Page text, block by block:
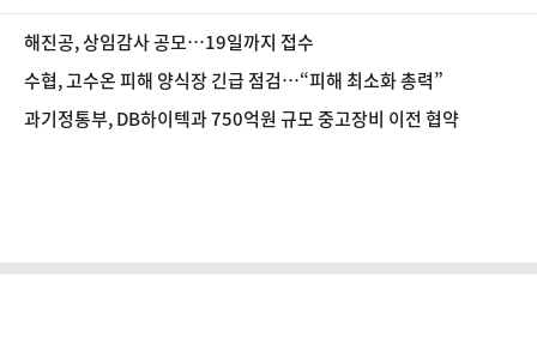
해진공, 상임감사 공모…19일까지 접수
수협, 고수온 피해 양식장 긴급 점검…“피해 최소화 총력”
과기정통부, DB하이텍과 750억원 규모 중고장비 이전 협약